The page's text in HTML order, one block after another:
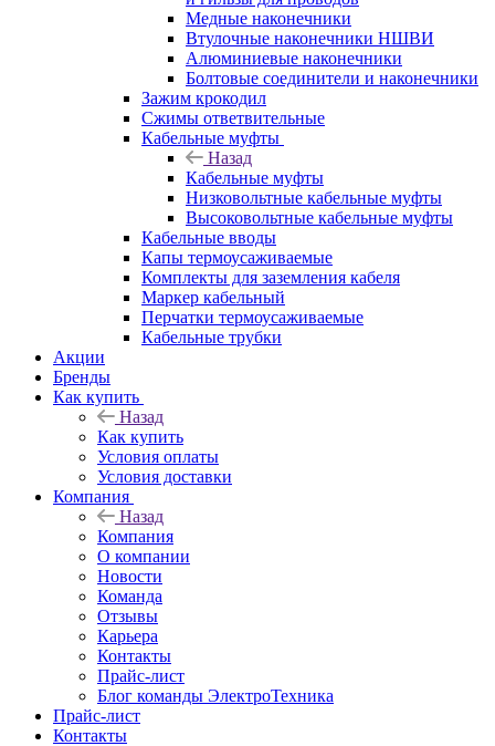
Медные наконечники
Втулочные наконечники НШВИ
Алюминиевые наконечники
Болтовые соединители и наконечники
Зажим крокодил
Сжимы ответвительные
Кабельные муфты
Назад
Кабельные муфты
Низковольтные кабельные муфты
Высоковольтные кабельные муфты
Кабельные вводы
Капы термоусаживаемые
Комплекты для заземления кабеля
Маркер кабельный
Перчатки термоусаживаемые
Кабельные трубки
Акции
Бренды
Как купить
Назад
Как купить
Условия оплаты
Условия доставки
Компания
Назад
Компания
О компании
Новости
Команда
Отзывы
Карьера
Контакты
Прайс-лист
Блог команды ЭлектроТехника
Прайс-лист
Контакты